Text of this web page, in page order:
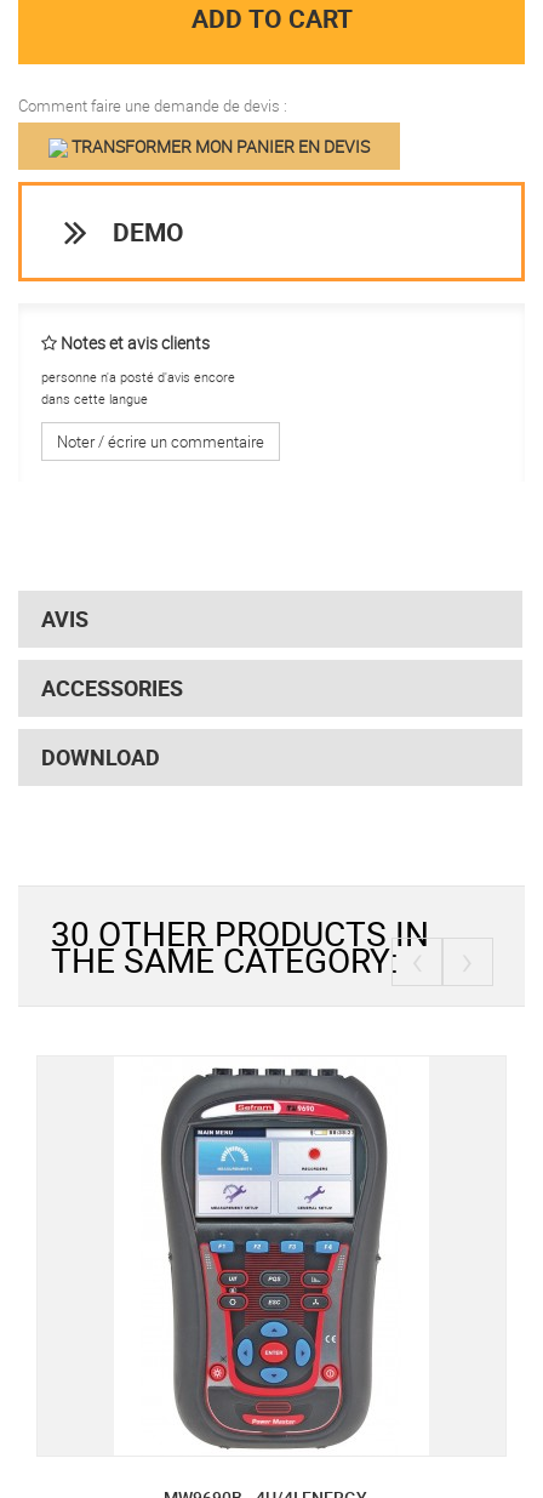
ADD TO CART
Comment faire une demande de devis :
TRANSFORMER MON PANIER EN DEVIS
DEMO
Notes et avis clients
personne n'a posté d'avis encore
dans cette langue
Noter / écrire un commentaire
AVIS
ACCESSORIES
DOWNLOAD
30 OTHER PRODUCTS IN
THE SAME CATEGORY: ‹ ›